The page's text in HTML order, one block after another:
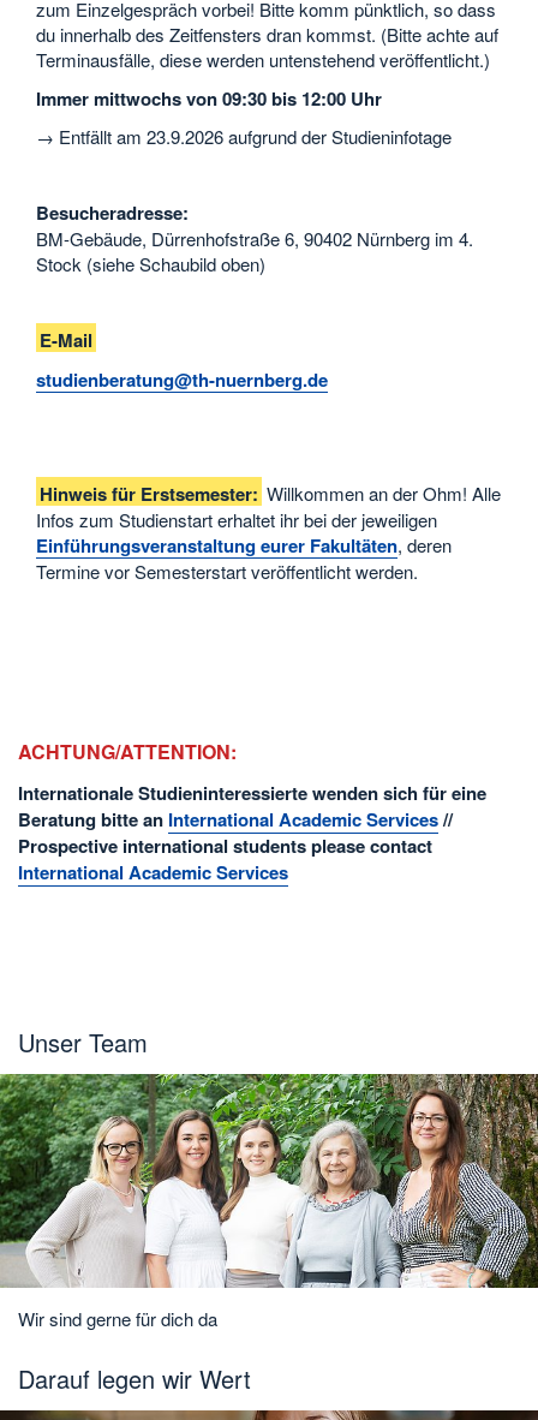
zum Einzelgespräch vorbei! Bitte komm pünktlich, so dass
du innerhalb des Zeitfensters dran kommst. (Bitte achte auf
Terminausfälle, diese werden untenstehend veröffentlicht.)
Immer mittwochs von 09:30 bis 12:00 Uhr
→ Entfällt am 23.9.2026 aufgrund der Studieninfotage
Besucheradresse:
BM-Gebäude, Dürrenhofstraße 6, 90402 Nürnberg im 4.
Stock (siehe Schaubild oben)
E-Mail
studienberatung@th-nuernberg.de
Hinweis für Erstsemester: Willkommen an der Ohm! Alle
Infos zum Studienstart erhaltet ihr bei der jeweiligen
Einführungsveranstaltung eurer Fakultäten, deren
Termine vor Semesterstart veröffentlicht werden.
ACHTUNG/ATTENTION:
Internationale Studieninteressierte wenden sich für eine
Beratung bitte an International Academic Services//
Prospective international students please contact
International Academic Services
Unser Team
Wir sind gerne für dich da
Darauf legen wir Wert